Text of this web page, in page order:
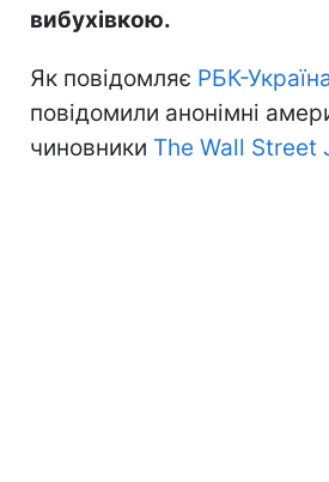
вибухівкою.
Як повідомляє РБК-
повідомили анонімні
чиновники The Wall Street